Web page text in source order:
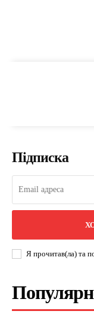
Підписка
Я прочитав(ла) та